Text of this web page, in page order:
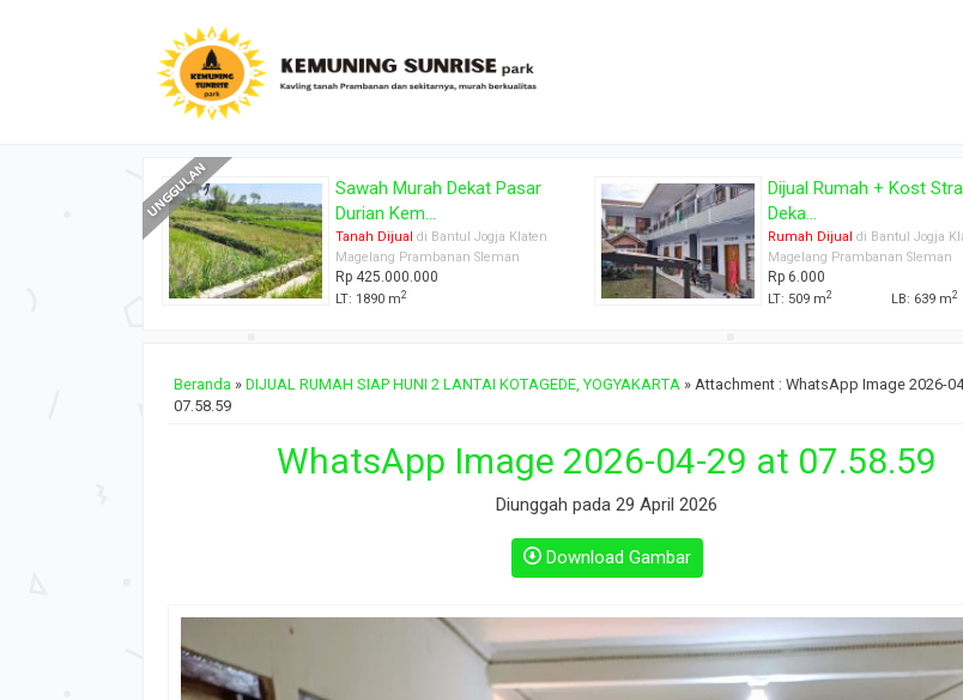
Dijual Rumah + Kost Strategis
Deka...
Rumah Dijual di Bantul Jogja Klaten
Magelang Prambanan Sleman
Rp 6.000
LT: 509 m2
TANAH PEKARANGAN
TIRTOMARTANI DEKA...
Tanah Dijual di Bantul Jogja
Magelang Prambanan Sleman
Rp 265.000.000
LT: 196 m2
Beranda » DIJUAL RUMAH SIAP HUNI 2 LANTAI KOTAGEDE, YOGYAKARTA » Attachment : WhatsApp Image 2026-
07.58.59
WhatsApp Image 2026-04-29 at 07.58.59
Diunggah pada 29 April 2026
Download Gambar